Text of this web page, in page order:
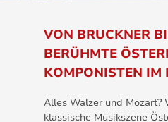
VON BRUCKNER
BERÜHMTE
KOMPONISTEN IM
Alles Walzer und Mozart?
klassische Musikszene